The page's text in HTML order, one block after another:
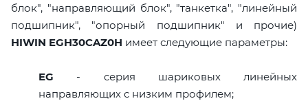
блок", "направляющий блок", "танкетка", "линейный
подшипник", "опорный подшипник" и прочие)
HIWIN EGH30CAZ0H имеет следующие параметры:
EG - серия шариковых линейных
направляющих с низким профилем;